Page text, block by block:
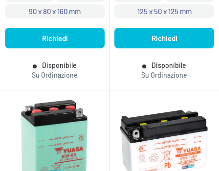
90 x 80 x 160 mm
Richiedi
Disponibile
Su Ordinazione
125 x 50 x 125 mm
Richiedi
Disponibile
Su Ordinazione